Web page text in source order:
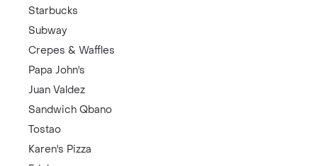
Starbucks
Subway
Crepes & Waffles
Papa John's
Juan Valdez
Sandwich Qbano
Tostao
Karen's Pizza